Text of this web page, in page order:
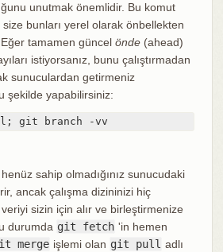
unutmak önemlidir. Bu komut
bunları yerel olarak önbellekten
Eğer tamamen güncel önde(ahead)
istiyorsanız, bunu çalıştırmadan
sunuculardan getirmeniz
şekilde yapabilirsiniz:
git branch -vv
sahip olmadığınız sunucudaki
ancak çalışma dizininizi hiç
sizin için alır ve birleştirmenize
durumda git fetch 'in hemen
merge işlemi olan git pull adlı